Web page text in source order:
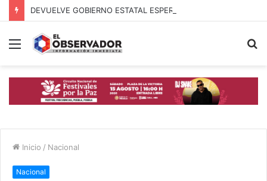
Menú
Inicio / Nacional
Nacional